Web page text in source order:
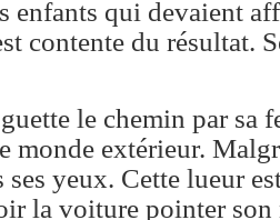
enfants qui devaient
contente du résultat.
le chemin par sa
monde extérieur.
yeux. Cette lueur
la voiture pointer son